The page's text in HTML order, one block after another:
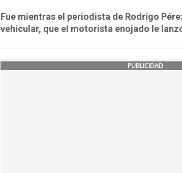
Fue mientras el periodista de Rodrigo
vehicular, que el motorista enojado le
PUBLICIDAD